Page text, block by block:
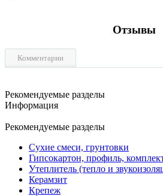
Отзывы
Комментарии
Рекомендуемые разделы
Информация
Рекомендуемые разделы
Сухие смеси, грунтовки
Гипсокартон, профиль,
Утеплитель (тепло и
Керамзит
Крепеж